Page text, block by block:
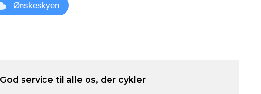
Ønskeskyen
God service til alle os, der cykler